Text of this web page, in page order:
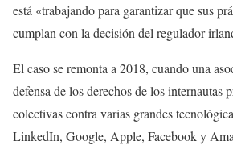
está «trabajando para garantizar que sus
cumplan con la decisión del regulador
El caso se remonta a 2018, cuando una
defensa de los derechos de los internautas
colectivas contra varias grandes
LinkedIn, Google, Apple, Facebook y